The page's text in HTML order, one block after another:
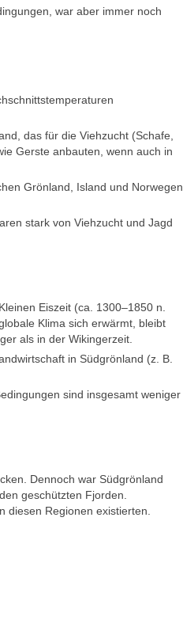
war aber immer noch
das für die Viehzucht (Schafe,
Gerste anbauten, wenn auch in
Grönland, Island und Norwegen
stark von Viehzucht und Jagd
Kleinen Eiszeit (ca. 1300–1850 n.
Klima sich erwärmt, bleibt
als in der Wikingerzeit.
in Südgrönland (z. B.
sind insgesamt weniger
Dennoch war Südgrönland
geschützten Fjorden.
diesen Regionen existierten.